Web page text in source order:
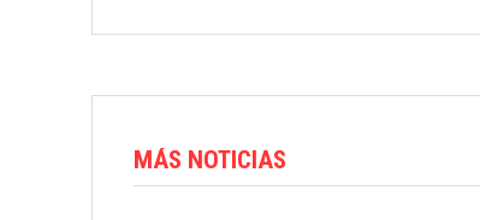
MÁS NOTICIAS